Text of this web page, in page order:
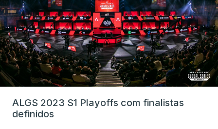
ALGS 2023 S1 Playoffs com finalistas
definidos